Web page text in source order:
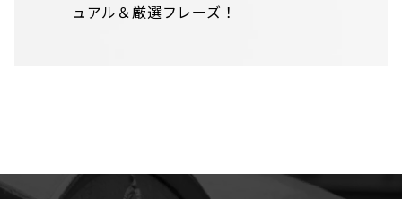
ュアル＆厳選フレーズ！